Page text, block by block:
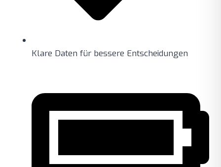
Klare Daten für bessere Entscheidungen